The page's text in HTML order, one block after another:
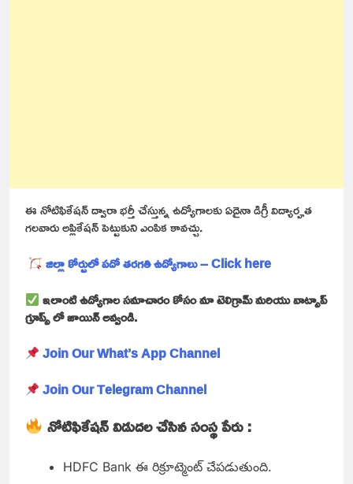
ఈ నోటిఫికేషన్ ద్వారా భర్తీ చేస్తున్న ఉద్యోగాలకు ఏదైనా డిగ్రీ విద్యార్హత
గలవారు అప్లికేషన్ పెట్టుకుని ఎంపిక కావచ్చు.
జిల్లా కోర్టులో పదో తరగతి ఉద్యోగాలు – Click here
ఇలాంటి ఉద్యోగాల సమాచారం కోసం మా టెలిగ్రామ్ మరియు వాట్సాప్
గ్రూప్స్ లో జాయిన్ అవ్వండి.
Join Our What’s App Channel
Join Our Telegram Channel
నోటిఫికేషన్ విడుదల చేసిన సంస్థ పేరు :
HDFC Bank ఈ రిక్రూట్మెంట్ చేపడుతుంది.